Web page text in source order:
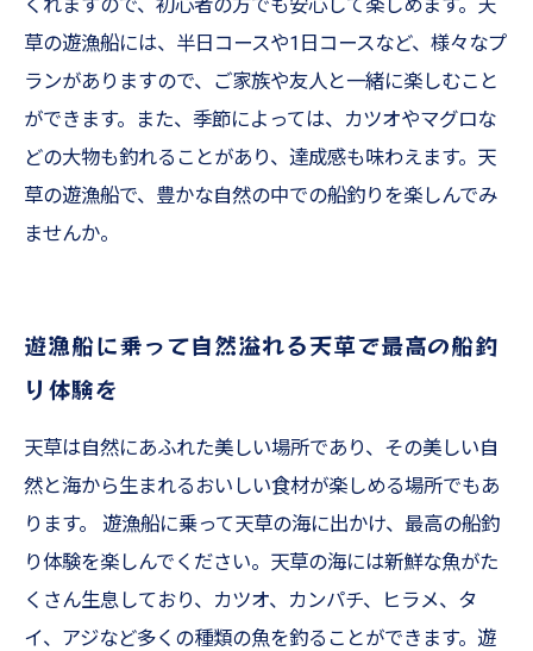
くれますので、初心者の方でも安心して楽しめます。天
草の遊漁船には、半日コースや1日コースなど、様々なプ
ランがありますので、ご家族や友人と一緒に楽しむこと
ができます。また、季節によっては、カツオやマグロな
どの大物も釣れることがあり、達成感も味わえます。天
草の遊漁船で、豊かな自然の中での船釣りを楽しんでみ
ませんか。
遊漁船に乗って自然溢れる天草で最高の船釣
り体験を
天草は自然にあふれた美しい場所であり、その美しい自
然と海から生まれるおいしい食材が楽しめる場所でもあ
ります。 遊漁船に乗って天草の海に出かけ、最高の船釣
り体験を楽しんでください。天草の海には新鮮な魚がた
くさん生息しており、カツオ、カンパチ、ヒラメ、タ
イ、アジなど多くの種類の魚を釣ることができます。遊